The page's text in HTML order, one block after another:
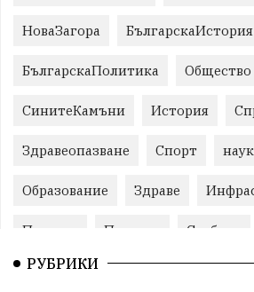
НоваЗагора БългарскаИстория
БългарскаПолитика Общество
СинитеКамъни История
Здравеопазване Спорт
Образование Здраве
Пеевски Протест Свобода
ИвелинМихайлов
РУБРИКИ